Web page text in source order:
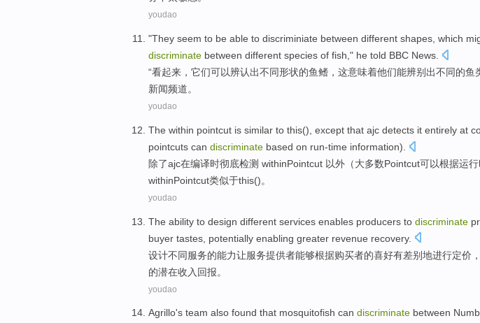
youdao
"They seem to be able to discriminiate between different shapes which
discriminate between different species of fish ," he told BBC News
“看起来 ， 它们可以辨认出不同形状的鱼鳍 ， 这意味着他们能辨别 出不同的鱼
新闻频道。
youdao
The within pointcut is similar to this(), except that ajc detects it entirely at
pointcuts can discriminate based on run-time information).
除了ajc在编译时彻底检测 withinPointcut 以外（大多数Pointcut可以根据运
withinPointcut类似于this()。
youdao
The ability to design different services enables producers to discriminate
buyer tastes potentially enabling greater revenue recovery.
设计不同服务的能力让服务提供者能够根据购买者的喜好有差别地进行定价
的潜在收入 回报。
youdao
Agrillo's team also found that mosquitofish can discriminate between